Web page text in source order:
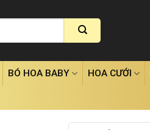
BÓ HOA BABY HOA CƯỚI